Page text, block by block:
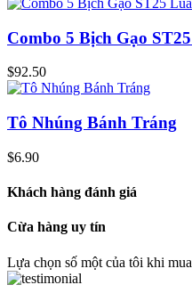
Combo 5 Bịch Gạo
$92.50
Tô Nhúng Bánh Tráng
$6.90
Khách hàng đánh giá
Cừa hàng uy tín
Lựa chọn số một của tôi khi